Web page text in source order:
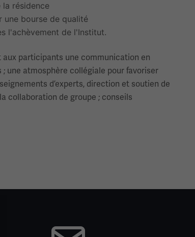
résidence
une bourse de qualité
l'achèvement de l'Institut.
participants une communication en
une atmosphère collégiale pour favoriser
d’experts, direction et soutien de
collaboration de groupe ; conseils